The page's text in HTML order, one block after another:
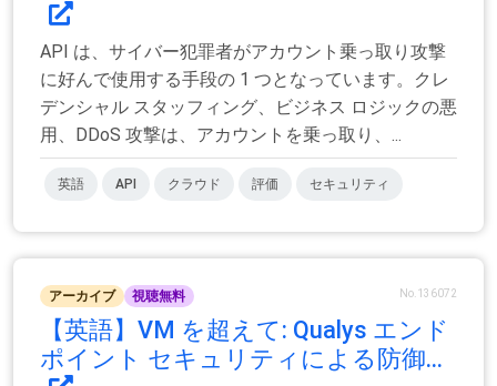
API は、サイバー犯罪者がアカウント乗っ取り攻撃
に好んで使用する手段の 1 つとなっています。クレ
デンシャル スタッフィング、ビジネス ロジックの悪
用、DDoS 攻撃は、アカウントを乗っ取り、...
英語 API クラウド 評価 セキュリティ
アーカイブ 視聴無料 No.136072
【英語】VM を超えて: Qualys エンド
ポイント セキュリティによる防御...